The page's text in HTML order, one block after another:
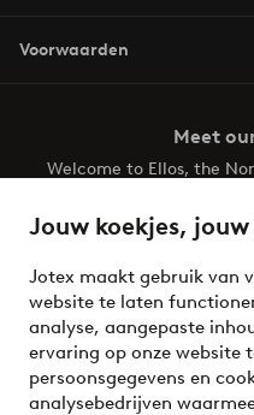
Jouw koekjes, jouw
Jotex maakt gebruik van
website te laten
analyse, aangepaste
ervaring op onze website
persoonsgegevens en
analysebedrijven
Voorwaarden
Meet
Welcome to Ellos, the
your wardrobe. Your
Veilig betalen -